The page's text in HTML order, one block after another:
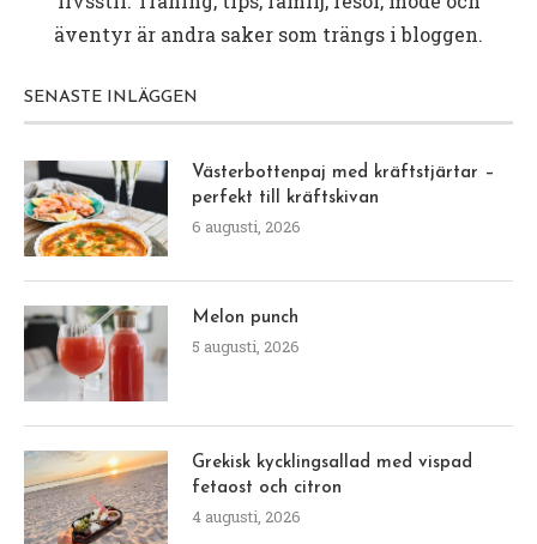
äventyr är andra saker som trängs i bloggen.
SENASTE INLÄGGEN
Västerbottenpaj med kräftstjärtar –
perfekt till kräftskivan
6 augusti, 2026
Melon punch
5 augusti, 2026
Grekisk kycklingsallad med vispad
fetaost och citron
4 augusti, 2026